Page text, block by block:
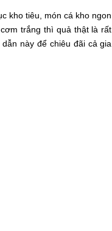
kho tiêu, món cá kho ngon
trắng thì quả thật là rất
dẫn này để chiêu đãi cả gia